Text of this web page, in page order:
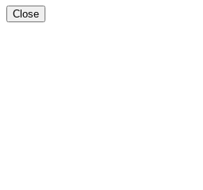
Close